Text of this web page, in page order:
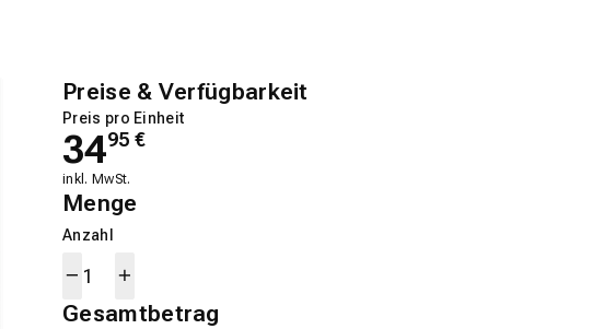
Preise & Verfügbarkeit
Preis pro Einheit
3495 €
inkl. MwSt.
Menge
Anzahl
Gesamtbetrag